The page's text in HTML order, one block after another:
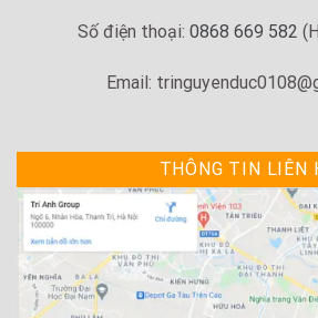
Số điện thoại: 0868 669 582
Email:
THÔNG TIN LIÊN